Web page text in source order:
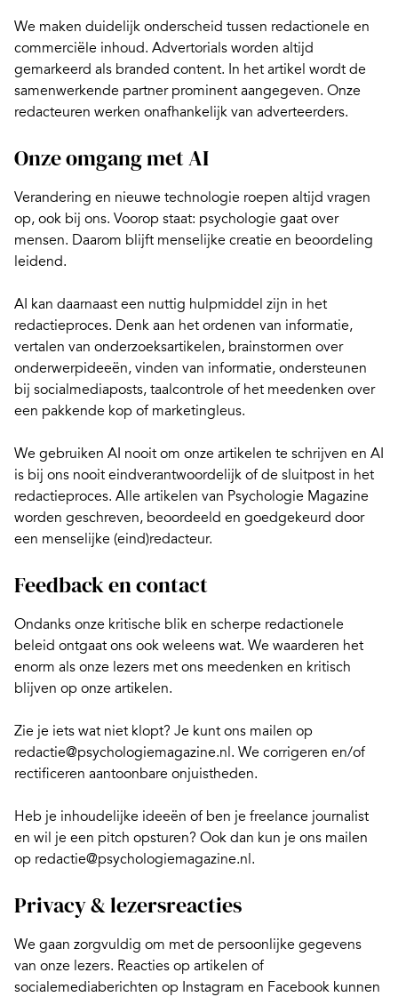
We maken duidelijk onderscheid tussen redactionele en
commerciële inhoud. Advertorials worden altijd
gemarkeerd als branded content. In het artikel wordt de
samenwerkende partner prominent aangegeven. Onze
redacteuren werken onafhankelijk van adverteerders.
Onze omgang met AI
Verandering en nieuwe technologie roepen altijd vragen
op, ook bij ons. Voorop staat: psychologie gaat over
mensen. Daarom blijft menselijke creatie en beoordeling
leidend.
AI kan daarnaast een nuttig hulpmiddel zijn in het
redactieproces. Denk aan het ordenen van informatie,
vertalen van onderzoeksartikelen, brainstormen over
onderwerpideeën, vinden van informatie, ondersteunen
bij socialmediaposts, taalcontrole of het meedenken over
een pakkende kop of marketingleus.
We gebruiken AI nooit om onze artikelen te schrijven en AI
is bij ons nooit eindverantwoordelijk of de sluitpost in het
redactieproces. Alle artikelen van Psychologie Magazine
worden geschreven, beoordeeld en goedgekeurd door
een menselijke (eind)redacteur.
Feedback en contact
Ondanks onze kritische blik en scherpe redactionele
beleid ontgaat ons ook weleens wat. We waarderen het
enorm als onze lezers met ons meedenken en kritisch
blijven op onze artikelen.
Zie je iets wat niet klopt? Je kunt ons mailen op
redactie@psychologiemagazine.nl. We corrigeren en/of
rectificeren aantoonbare onjuistheden.
Heb je inhoudelijke ideeën of ben je freelance journalist
en wil je een pitch opsturen? Ook dan kun je ons mailen
op redactie@psychologiemagazine.nl.
Privacy & lezersreacties
We gaan zorgvuldig om met de persoonlijke gegevens
van onze lezers. Reacties op artikelen of
socialemediaberichten op Instagram en Facebook kunnen